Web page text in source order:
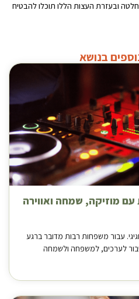
ובעזרת העצות הללו תוכלו להבטיח
בנושא
עם מוזיקה, שמחה ואווירה
עבור משפחות רבות מדובר ברגע
לערכים, למשפחה ולשמחה